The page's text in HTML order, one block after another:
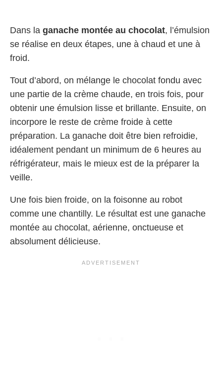
Dans la ganache montée au chocolat, l’émulsion
se réalise en deux étapes, une à chaud et une à
froid.
Tout d’abord, on mélange le chocolat fondu avec
une partie de la crème chaude, en trois fois, pour
obtenir une émulsion lisse et brillante. Ensuite, on
incorpore le reste de crème froide à cette
préparation. La ganache doit être bien refroidie,
idéalement pendant un minimum de 6 heures au
réfrigérateur, mais le mieux est de la préparer la
veille.
Une fois bien froide, on la foisonne au robot
comme une chantilly. Le résultat est une ganache
montée au chocolat, aérienne, onctueuse et
absolument délicieuse.